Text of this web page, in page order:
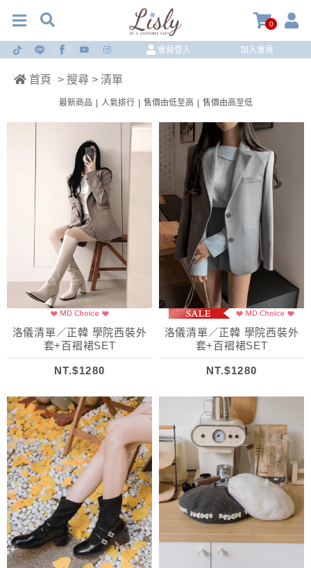
0
會員登入 加入會員
首頁 > 搜尋 > 清單
最新商品 人氣排行 售價由低至高 售價由高至低
洛儀清單／正韓 學院西裝外
套+百褶裙SET
NT.$1280
洛儀清單／正韓 學院西裝外
套+百褶裙SET
NT.$1280